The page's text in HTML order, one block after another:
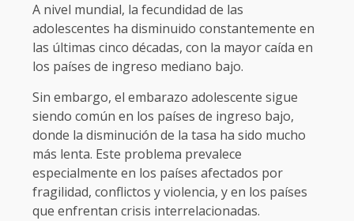
A nivel mundial, la fecundidad de las
adolescentes ha disminuido constantemente en
las últimas cinco décadas, con la mayor caída en
los países de ingreso mediano bajo.
Sin embargo, el embarazo adolescente sigue
siendo común en los países de ingreso bajo,
donde la disminución de la tasa ha sido mucho
más lenta. Este problema prevalece
especialmente en los países afectados por
fragilidad, conflictos y violencia, y en los países
que enfrentan crisis interrelacionadas.